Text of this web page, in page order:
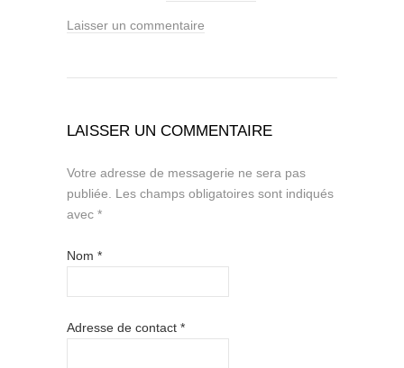
Laisser un commentaire
LAISSER UN COMMENTAIRE
Votre adresse de messagerie ne sera pas
publiée. Les champs obligatoires sont indiqués
avec *
Nom *
Adresse de contact *